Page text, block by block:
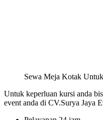
Sewa Meja Kotak
Untuk keperluan kursi anda
event anda di CV.Surya Jaya